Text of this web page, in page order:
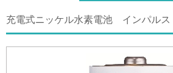
充電式ニッケル水素電池 インパル